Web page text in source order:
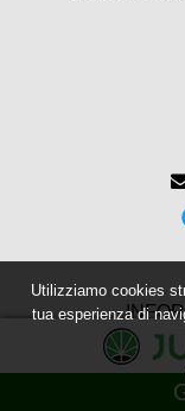
Utilizziamo cookies
tua esperienza di